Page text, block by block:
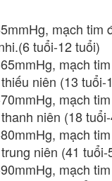
mạch tim
tuổi-12 tuổi)
mạch
niên (13 tuổi-
mạch
niên (18
mạch
niên (41 tuổi-
mạch